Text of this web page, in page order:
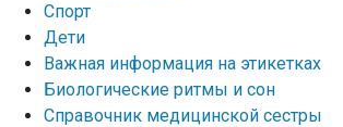
Спорт
Дети
Важная информация на этикетках
Биологические ритмы и сон
Справочник медицинской сестры